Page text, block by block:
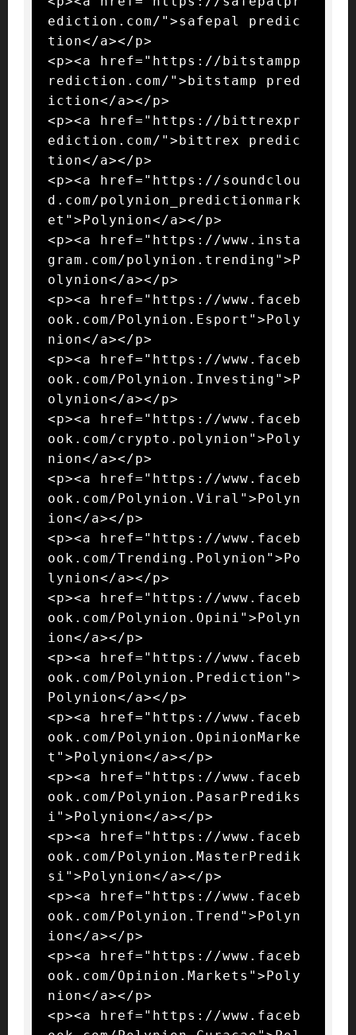
ediction.com/">safepal predic
tion</a></p>
<p><a href="https://bitstampp
rediction.com/">bitstamp pred
iction</a></p>
<p><a href="https://bittrexpr
ediction.com/">bittrex predic
tion</a></p>
<p><a href="https://soundclou
d.com/polynion_predictionmark
et">Polynion</a></p>
<p><a href="https://www.insta
gram.com/polynion.trending">P
olynion</a></p>
<p><a href="https://www.faceb
ook.com/Polynion.Esport">Poly
nion</a></p>
<p><a href="https://www.faceb
ook.com/Polynion.Investing">P
olynion</a></p>
<p><a href="https://www.faceb
ook.com/crypto.polynion">Poly
nion</a></p>
<p><a href="https://www.faceb
ook.com/Polynion.Viral">Polyn
ion</a></p>
<p><a href="https://www.faceb
ook.com/Trending.Polynion">Po
lynion</a></p>
<p><a href="https://www.faceb
ook.com/Polynion.Opini">Polyn
ion</a></p>
<p><a href="https://www.faceb
ook.com/Polynion.Prediction">
Polynion</a></p>
<p><a href="https://www.faceb
ook.com/Polynion.OpinionMarke
t">Polynion</a></p>
<p><a href="https://www.faceb
ook.com/Polynion.PasarPrediks
i">Polynion</a></p>
<p><a href="https://www.faceb
ook.com/Polynion.MasterPredik
si">Polynion</a></p>
<p><a href="https://www.faceb
ook.com/Polynion.Trend">Polyn
ion</a></p>
<p><a href="https://www.faceb
ook.com/Opinion.Markets">Poly
nion</a></p>
<p><a href="https://www.faceb